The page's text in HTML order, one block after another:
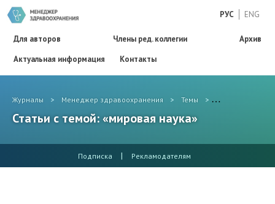
РУС ENG
Для авторов Члены ред. коллегии
Архив
Актуальная информация
Контакты
Журналы > Менеджер здравоохранения > Темы > мировая наука
Статьи с темой: «мировая наука»
Подписка | Рекламодателям